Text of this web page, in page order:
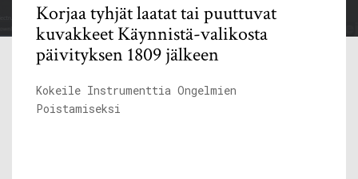
Korjaa tyhjät laatat tai puuttuvat
kuvakkeet Käynnistä-valikosta
päivityksen 1809 jälkeen
Kokeile Instrumenttia Ongelmien
Poistamiseksi